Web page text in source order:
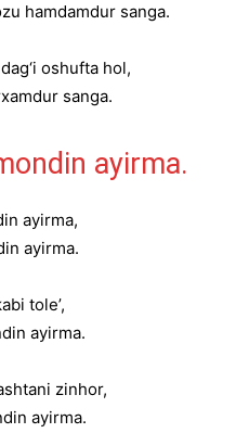
hamdamdur sanga.
oshufta hol,
sanga.
ayirma.
ayirma,
ayirma.
tole’,
ayirma.
zinhor,
ayirma.